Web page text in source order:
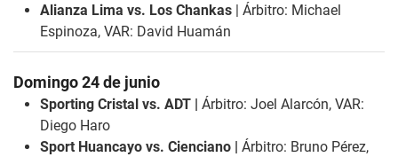
Alianza Lima vs. Los Chankas | Árbitro: Michael
Espinoza, VAR: David Huamán
Domingo 24 de junio
Sporting Cristal vs. ADT | Árbitro: Joel Alarcón, VAR:
Diego Haro
Sport Huancayo vs. Cienciano | Árbitro: Bruno Pérez,